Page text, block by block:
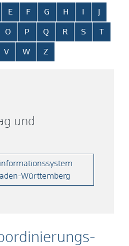
überspringen
E F G H
O P Q R S T
V W Z
und
Württemberg